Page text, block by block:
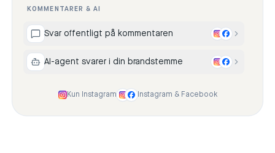
KOMMENTARER & AI
Svar offentligt på kommentaren
AI-agent svarer i din brandstemme
Kun Instagram Instagram & Facebook